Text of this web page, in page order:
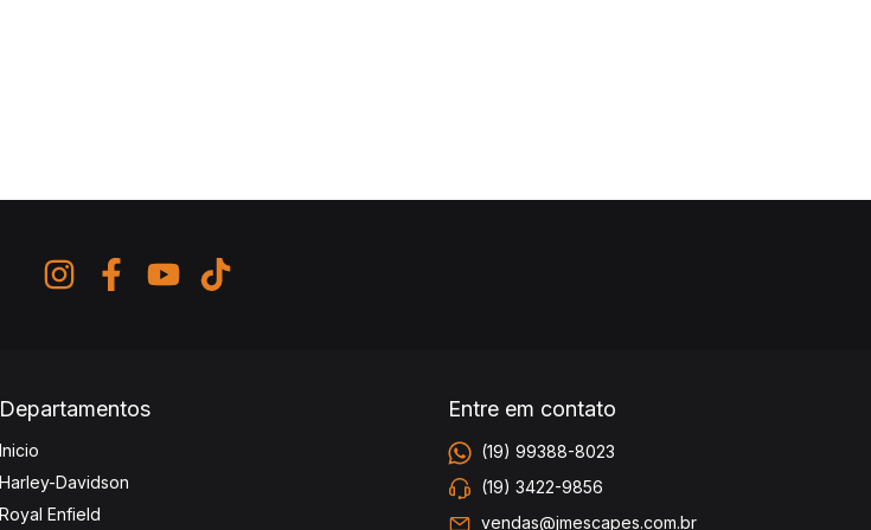
Departamentos
Inicio
Harley-Davidson
Royal Enfield
Entre em contato
(19) 99388-8023
(19) 3422-9856
vendas@jmescapes.com.br